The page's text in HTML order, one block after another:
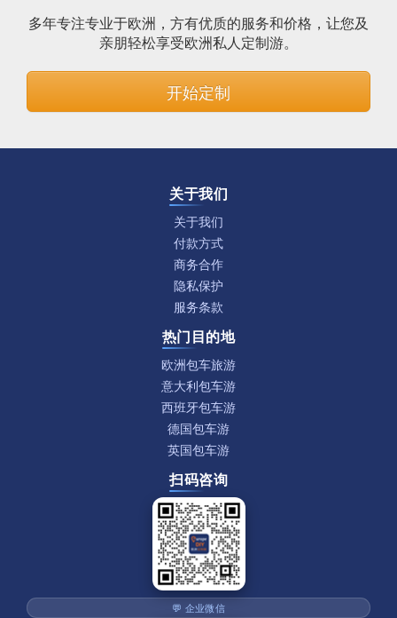
多年专注专业于欧洲，方有优质的服务和价格，让您及
亲朋轻松享受欧洲私人定制游。
开始定制
关于我们
关于我们
付款方式
商务合作
隐私保护
服务条款
热门目的地
欧洲包车旅游
意大利包车游
西班牙包车游
德国包车游
英国包车游
扫码咨询
💬 企业微信